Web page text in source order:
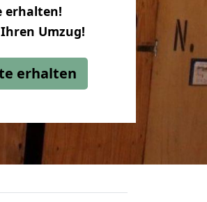
erhalten!
Umzug!
erhalten